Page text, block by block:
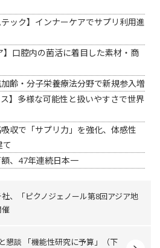
テック】インナーケアでサプリ利用進
】口腔内の菌活に着目した素材・商
加齢・分子栄養療法分野で新規参入増
ス】多様な可能性と扱いやすさで世界
吸収で「サプリ力」を強化、体感性
額、47年連続日本一
、「ピクノジェノール第8回アジア地
催
懇談 「機能性研究に予算」（下